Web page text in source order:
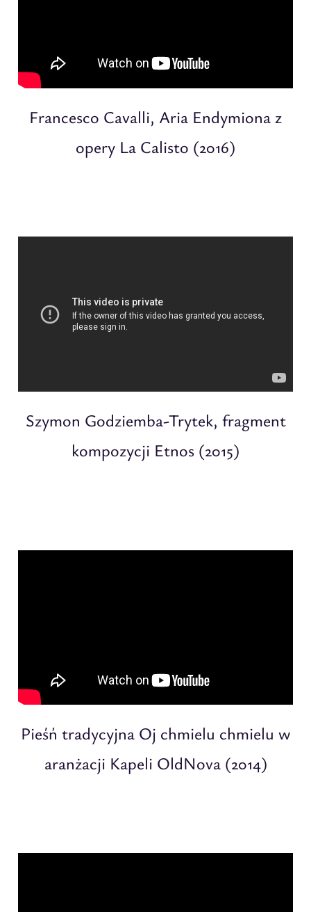
Francesco Cavalli, Aria Endymiona z
opery La Calisto (2016)
Szymon Godziemba-Trytek, fragment
kompozycji Etnos (2015)
Pieśń tradycyjna Oj chmielu chmielu w
aranżacji Kapeli OldNova (2014)